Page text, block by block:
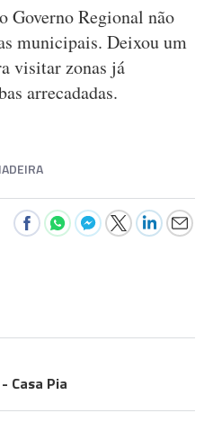
Governo Regional não
municipais. Deixou um
visitar zonas já
arrecadadas.
Casa Pia